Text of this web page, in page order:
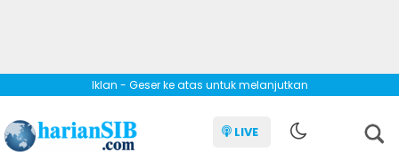
Iklan - Geser ke atas untuk melanjutkan
LIVE